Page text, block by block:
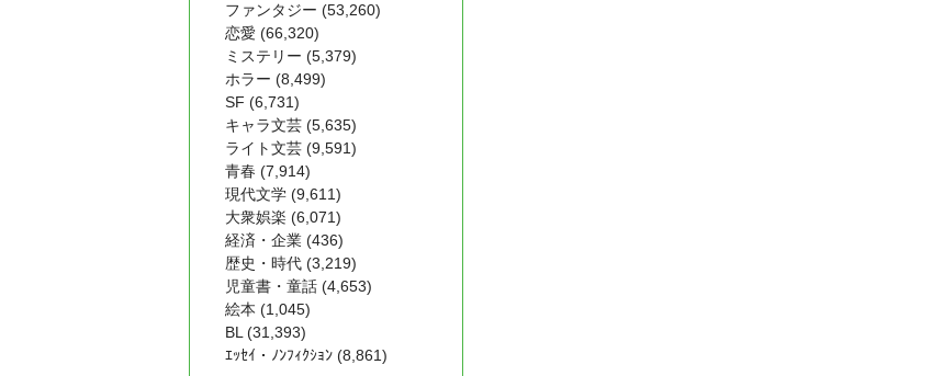
ファンタジー (53,260)
恋愛 (66,320)
ミステリー (5,379)
ホラー (8,499)
SF (6,731)
キャラ文芸 (5,635)
ライト文芸 (9,591)
青春 (7,914)
現代文学 (9,611)
大衆娯楽 (6,071)
経済・企業 (436)
歴史・時代 (3,219)
児童書・童話 (4,653)
絵本 (1,045)
BL (31,393)
ｴｯｾｲ・ﾉﾝﾌｨｸｼｮﾝ (8,861)